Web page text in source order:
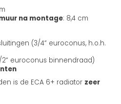
na montage: 8,4 cm
(3/4” euroconus, h.o.h.
2” euroconus binnendraad)
is de ECA 6+ radiator zeer